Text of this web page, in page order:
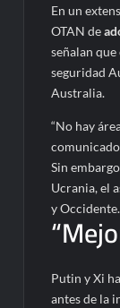
En un
OTAN de
señalan
seguridad
Australia.
“No hay
Sin
Ucrania, el
y Occidente.
Putin y Xi
antes de la